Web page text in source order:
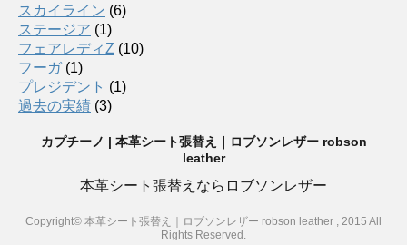
スカイライン (6)
ステージア (1)
フェアレディZ (10)
フーガ(1)
プレジデント (1)
過去の実績 (3)
カプチーノ | 本革シート張替え｜ロブソンレザー robson
leather
本革シート張替えならロブソンレザー
Copyright© 本革シート張替え｜ロブソンレザー robson leather , 2015 All
Rights Reserved.